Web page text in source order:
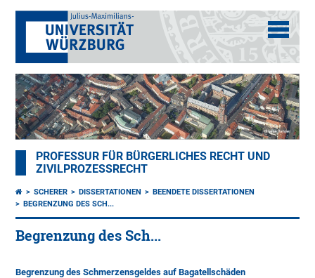
PROFESSUR FÜR BÜRGERLICHES RECHT UND
ZIVILPROZESSRECHT
SCHERER DISSERTATIONEN
BEENDETE DISSERTATIONEN
BEGRENZUNG DES SCH...
Begrenzung des Sch...
Begrenzung des Schmerzensgeldes auf Bagatellschäden